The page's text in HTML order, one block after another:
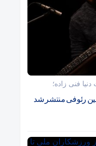
فنی زاده؛
رئوفی منتشر شد